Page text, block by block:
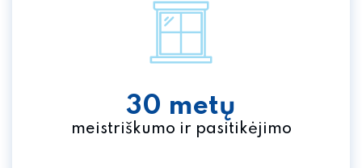
30 metų
meistriškumo ir pasitikėjimo